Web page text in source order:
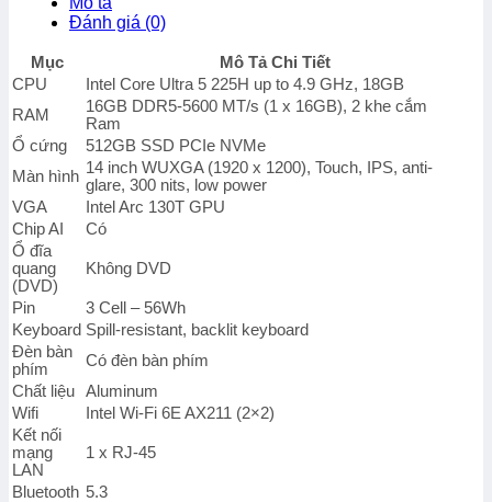
BQ5B4PT
(Ultra
5-
225H/
16GB/
SSD
512GB/
14"
Touch/
Win
11
Home/
1Y/
Bạc)
số
lượng
Đánh giá (0)
Mục
Mô Tả Chi Tiết
CPU
Intel Core Ultra 5 225H up to 4.9 GHz, 18GB
RAM
16GB DDR5-5600 MT/s (1 x 16GB), 2 khe cắm
Ram
Ổ cứng
512GB SSD PCIe NVMe
Màn hình 14 inch WUXGA (1920 x 1200), Touch, IPS, anti-
glare, 300 nits, low power
VGA
Intel Arc 130T GPU
Chip AI
Có
Ổ đĩa
quang
(DVD)
Không DVD
Pin
3 Cell – 56Wh
Keyboard Spill-resistant, backlit keyboard
Đèn bàn
phím
Có đèn bàn phím
Chất liệu
Aluminum
Wifi
Intel Wi-Fi 6E AX211 (2×2)
Kết nối
mạng
LAN
1 x RJ-45
Bluetooth 5.3